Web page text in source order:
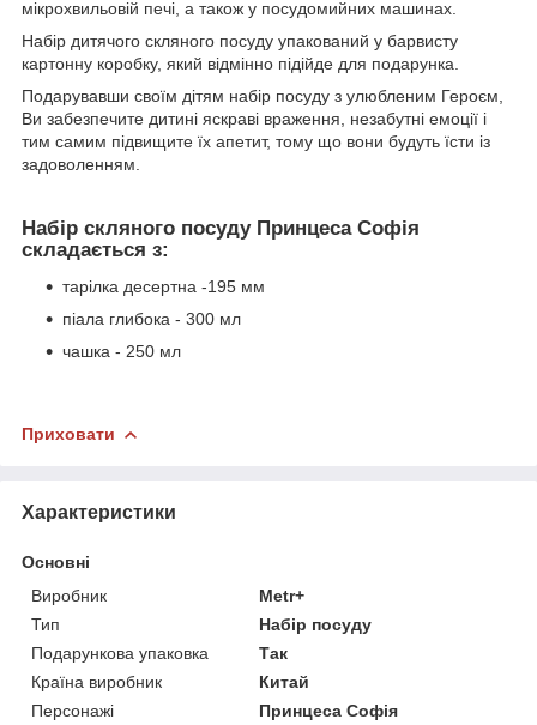
мікрохвильовій печі, а також у посудомийних машинах.
Набір дитячого скляного посуду упакований у барвисту
картонну коробку, який відмінно підійде для подарунка.
Подарувавши своїм дітям набір посуду з улюбленим Героєм,
Ви забезпечите дитині яскраві враження, незабутні емоції і
тим самим підвищите їх апетит, тому що вони будуть їсти із
задоволенням.
Набір скляного посуду Принцеса Софія
складається з:
тарілка десертна -195 мм
піала глибока - 300 мл
чашка - 250 мл
Приховати
Характеристики
Основні
Виробник
Metr+
Тип
Набір посуду
Подарункова упаковка
Так
Країна виробник
Китай
Персонажі
Принцеса Софія